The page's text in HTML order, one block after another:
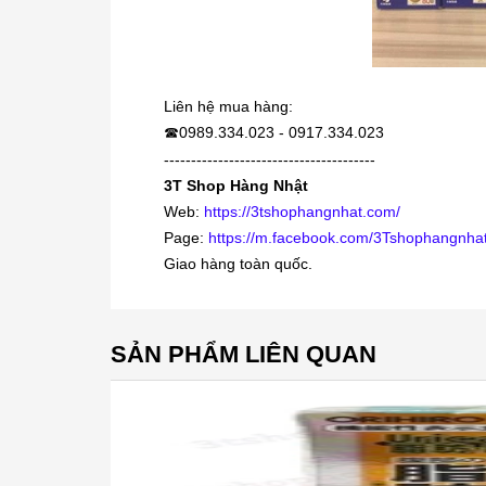
Liên hệ mua hàng:
☎0989.334.023 - 0917.334.023
---------------------------------------
3T Shop Hàng Nhật
Web: https://3tshophangnhat.com/
Page: https://m.facebook.com/
Giao hàng toàn quốc.
SẢN PHẨM LIÊN QUAN